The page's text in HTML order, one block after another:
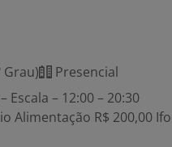
Grau)
Presencial
– 12:00 – 20:30
Alimentação R$ 200,00